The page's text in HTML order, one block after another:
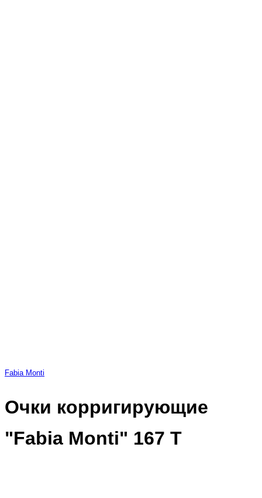
Fabia Monti
Очки корригирующие
"Fabia Monti" 167 Т